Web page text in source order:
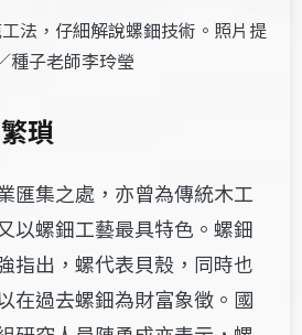
法，仔細解說螺鈿技術。照片提
種子老師李玲瑩
瑣
匯集之處，亦曾為傳統木工
以螺鈿工藝最具特色。螺鈿
指出，螺代表貝殼，同時也
在過去螺鈿為財富象徵。國